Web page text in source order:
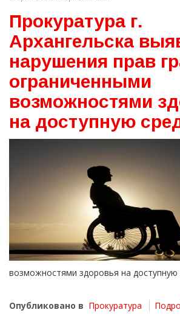
Прокуратура г.
Архангельска
нарушения прав
ограниченными
возможностями
на доступную
возможностями здоровья на доступную
Опубликовано в Прокуратура